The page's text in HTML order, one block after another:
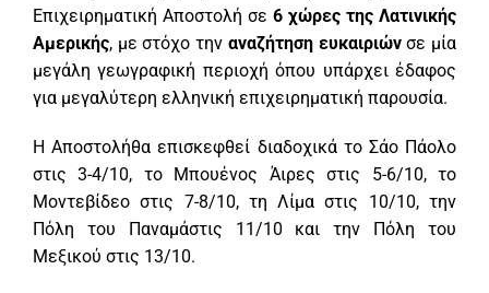
Επιχειρηματική Αποστολή σε 6 χώρες της Λατινικής
Αμερικής, με στόχο την αναζήτηση ευκαιριώνσε μία
μεγάλη γεωγραφική περιοχή όπου υπάρχει έδαφος
για μεγαλύτερη ελληνική επιχειρηματική παρουσία.
Η Αποστολήθα επισκεφθεί διαδοχικά το Σάο Πάολο
στις 3-4/10, το Μπουένος Άιρες στις 5-6/10, το
Μοντεβίδεο στις 7-8/10, τη Λίμα στις 10/10, την
Πόλη του Παναμάστις 11/10 και την Πόλη του
Μεξικού στις 13/10.